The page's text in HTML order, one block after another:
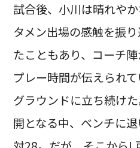
試合後、小川は晴れや
タメン出場の感触を振
たこともあり、コーチ
プレー時間が伝えられ
グラウンドに立ち続け
開となる中、ベンチに